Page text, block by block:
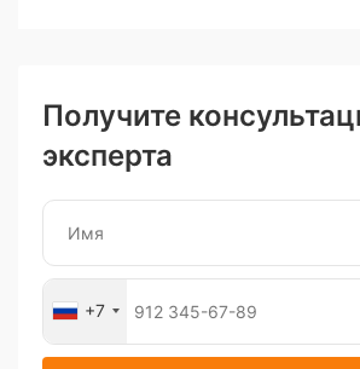
Получите
эксперта
+7